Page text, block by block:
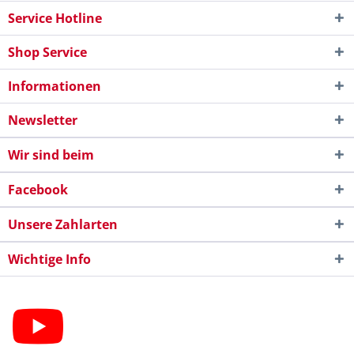
Service Hotline
Shop Service
Informationen
Newsletter
Wir sind beim
Facebook
Unsere Zahlarten
Wichtige Info